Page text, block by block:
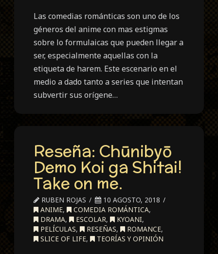
Las comedias románticas son uno de los
géneros del anime con mas estigmas
sobre lo formulaicas que pueden llegar a
ser, especialmente aquellas con la
etiqueta de harem. Este escenario en el
medio a dado tanto a series que intentan
subvertir sus orígene…
Reseña: Chūnibyō
Demo Koi ga Shitai!
Take on me.
RUBEN ROJAS
10 AGOSTO, 2018
ANIME, COMEDIA ROMÁNTICA,
DRAMA, ESCOLAR, KYOANI,
PELÍCULAS, RESEÑAS, ROMANCE,
SLICE OF LIFE, TEORÍAS Y OPINIÓN